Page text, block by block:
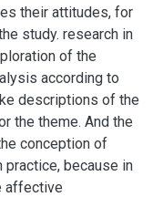
their attitudes, for
study. research in
of the
according to
descriptions of the
the theme. And the
conception of
because in
affective